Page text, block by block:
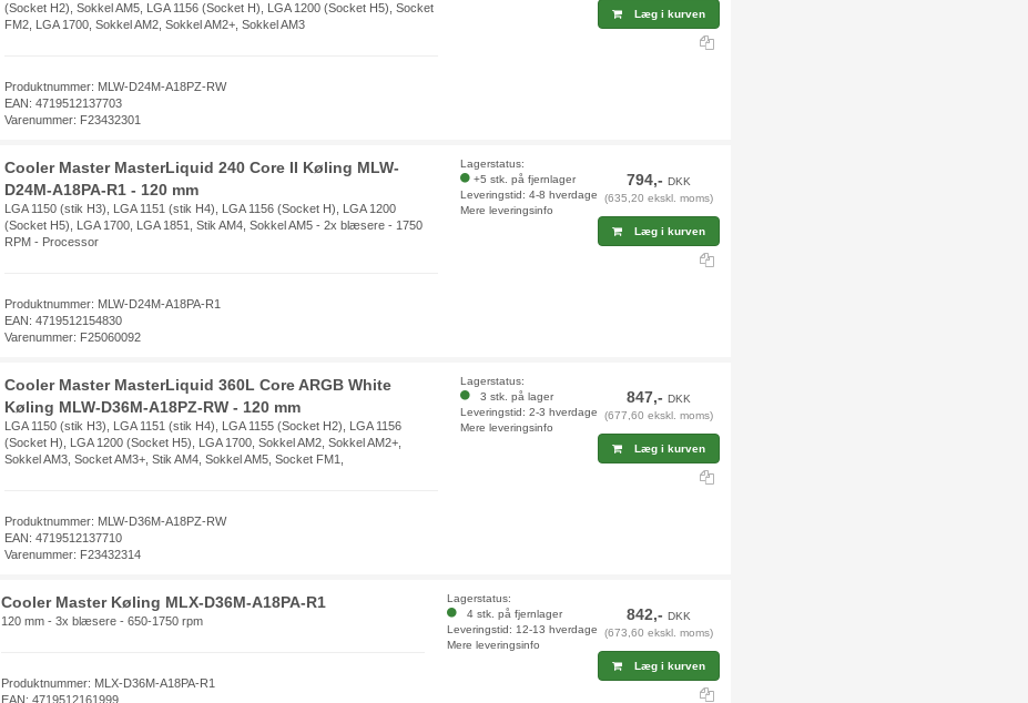
(Socket H2), Sokkel AM5, LGA 1156 (Socket H), LGA 1200 (Socket H5), Socket
FM2, LGA 1700, Sokkel AM2, Sokkel AM2+, Sokkel AM3
Produktnummer: MLW-D24M-A18PZ-RW
EAN: 4719512137703
Varenummer: F23432301
Læg i kurven
Cooler Master MasterLiquid 240 Core II Køling MLW-
D24M-A18PA-R1 - 120 mm
LGA 1150 (stik H3), LGA 1151 (stik H4), LGA 1156 (Socket H), LGA 1200
(Socket H5), LGA 1700, LGA 1851, Stik AM4, Sokkel AM5 - 2x blæsere - 1750
RPM - Processor
Produktnummer: MLW-D24M-A18PA-R1
EAN: 4719512154830
Varenummer: F25060092
Lagerstatus:
+5 stk. på fjernlager
Leveringstid: 4-8 hverdage
Mere leveringsinfo
794,-DKK
(635,20 ekskl. moms)
Læg i kurven
Cooler Master MasterLiquid 360L Core ARGB White
Køling MLW-D36M-A18PZ-RW - 120 mm
LGA 1150 (stik H3), LGA 1151 (stik H4), LGA 1155 (Socket H2), LGA 1156
(Socket H), LGA 1200 (Socket H5), LGA 1700, Sokkel AM2, Sokkel AM2+,
Sokkel AM3, Socket AM3+, Stik AM4, Sokkel AM5, Socket FM1,
Produktnummer: MLW-D36M-A18PZ-RW
EAN: 4719512137710
Varenummer: F23432314
Lagerstatus:
3 stk. på lager
Leveringstid: 2-3 hverdage
Mere leveringsinfo
847,-DKK
(677,60 ekskl. moms)
Læg i kurven
Cooler Master Køling MLX-D36M-A18PA-R1
120 mm - 3x blæsere - 650-1750 rpm
Produktnummer: MLX-D36M-A18PA-R1
EAN: 4719512161999
Lagerstatus:
4 stk. på fjernlager
Leveringstid: 12-13 hverdage
Mere leveringsinfo
842,-DKK
(673,60 ekskl. moms)
Læg i kurven